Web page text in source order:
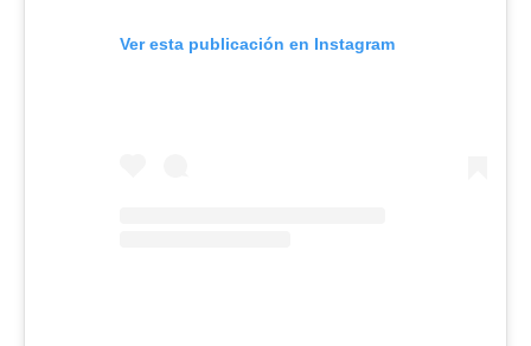
Ver esta publicación en Instagram